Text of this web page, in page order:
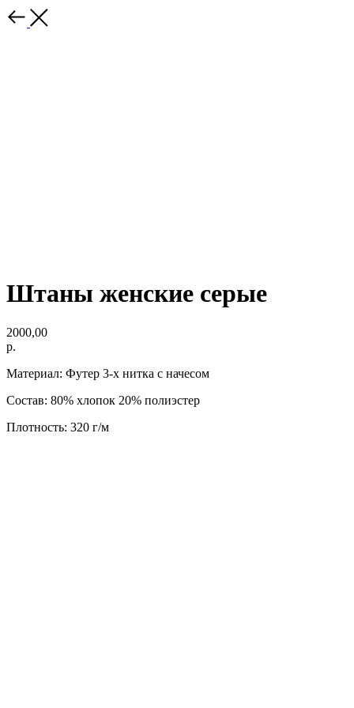
Штаны женские серые
2000,00
р.
Материал: Футер 3-х нитка с начесом
Состав: 80% хлопок 20% полиэстер
Плотность: 320 г/м